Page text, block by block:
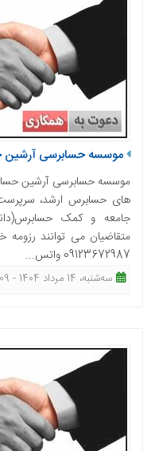
موسسه حسابرسی
موسسه حسابرسی آرشین
های حسابرس ارشد،
جامعه و کمک
متقاضیان می توانند رزومه
09123672987 واتس...
ﺳﻪشنبه، 14 مرداد 1404 - 12:09